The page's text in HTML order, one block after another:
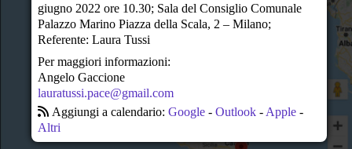
23
giugno 2022 ore 10.30; Sala del Consiglio Comunale
Palazzo Marino Piazza della Scala, 2 – Milano;
Referente: Laura Tussi
Per maggiori informazioni:
Angelo Gaccione
lauratussi.pace@gmail.com
Aggiungi a calendario: Google- Outlook- Apple-
Altri